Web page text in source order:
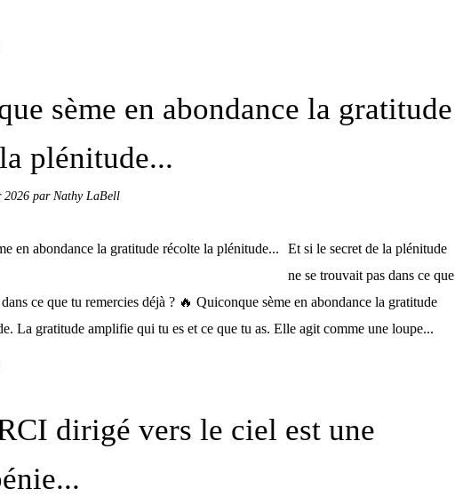
sème en abondance la gratitude
plénitude...
2026 par Nathy LaBell
Et si le secret de la plénitude
ne se trouvait pas dans ce que
ce que tu remercies déjà ? 🔥 Quiconque sème en abondance la gratitude
La gratitude amplifie qui tu es et ce que tu as. Elle agit comme une loupe...
dirigé vers le ciel est une